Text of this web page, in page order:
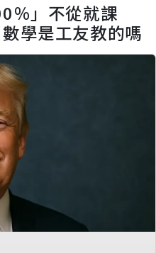
％」不從就課
學是工友教的嗎